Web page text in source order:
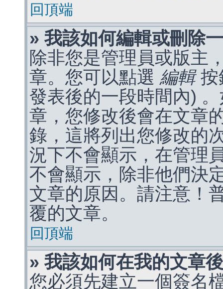
回頂端
» 我該如何編輯或刪除
除非您是管理員或版主
章。您可以點選 編輯按
發表後的一段時間內)
章，您修改後會在文章
錄，這將列出您修改的
況下不會顯示，在管理
不會顯示，除非他們決
文章的原因。請注意！
覆的文章。
回頂端
» 我該如何在我的文章
您必須先建立一個簽名